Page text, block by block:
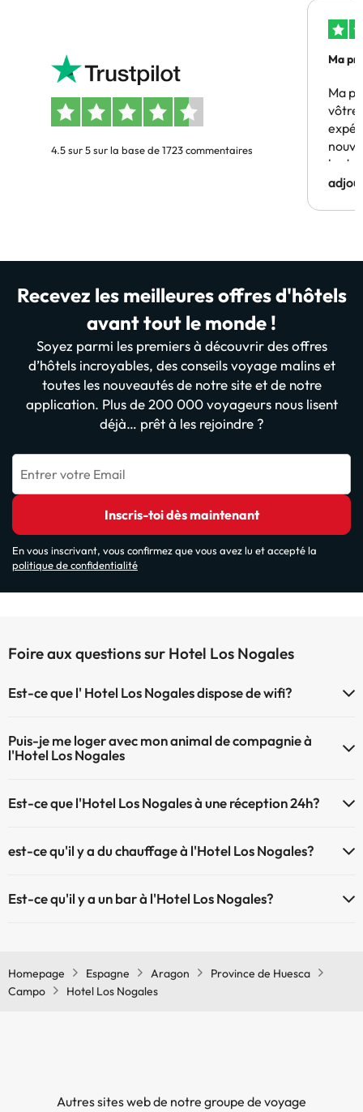
4.5 sur 5 sur la base de 1723 commentaires
Ma
Ma
vôtre
Recevez les meilleures offres d'hôtels
avant tout le monde !
Soyez parmi les premiers à découvrir des offres
d’hôtels incroyables, des conseils voyage malins et
toutes les nouveautés de notre site et de notre
application. Plus de 200 000 voyageurs nous lisent
déjà… prêt à les rejoindre ?
Entrer votre Email
Inscris-toi dès maintenant
En vous inscrivant, vous confirmez que vous avez lu et accepté la
politique de confidentialité
Foire aux questions sur Hotel Los Nogales
Est-ce que l' Hotel Los Nogales dispose de wifi?
Puis-je me loger avec mon animal de compagnie à
l'Hotel Los Nogales
admis.
Est-ce que l'Hotel Los Nogales à une réception 24h?
est-ce qu'il y a du chauffage à l'Hotel Los Nogales?
communes
Est-ce qu'il y a un bar à l'Hotel Los Nogales?
Homepage Espagne Aragon
Province de Huesca
Campo
Hotel Los Nogales
Autres sites web de notre groupe de voyage